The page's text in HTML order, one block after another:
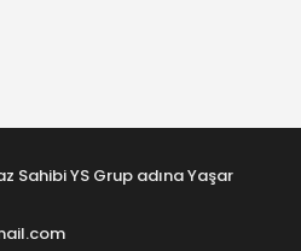
Sahibi YS Grup adına Yaşar